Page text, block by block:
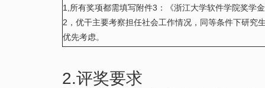
1,所有奖项都需填写附件3：《浙江大学软件学院奖学
2，优干主要考察担任社会工作情况，同等条件下研究
优先考虑。
2.评奖要求